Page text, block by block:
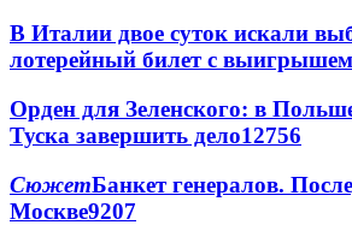
В Италии двое суток искали
лотерейный билет с выигрышем
Орден для Зеленского: в
Туска завершить дело12756
СюжетБанкет генералов.
Москве9207